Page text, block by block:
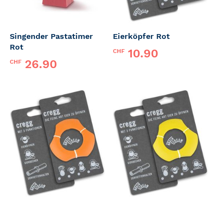
Singender Pastatimer
Rot
CHF 26.90
Eierköpfer Rot
CHF 10.90